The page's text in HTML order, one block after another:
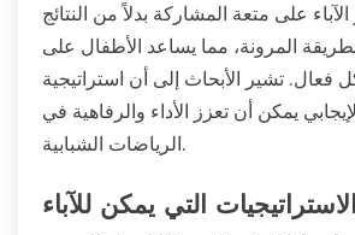
على متعة المشاركة بدلاً من النتائج
المرونة، مما يساعد الأطفال على
فعال. تشير الأبحاث إلى أن استراتيجية
يمكن أن تعزز الأداء والرفاهية في
الرياضات الشبابية.
التي يمكن للآباء